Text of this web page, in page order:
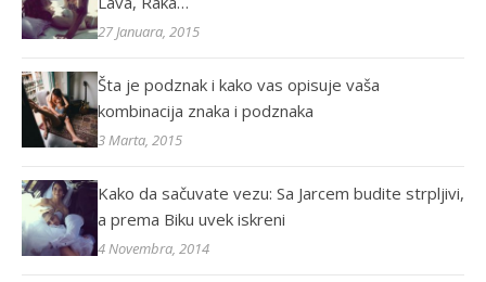
27 Januara, 2015
Šta je podznak i kako vas opisuje vaša
kombinacija znaka i podznaka
3 Marta, 2015
Kako da sačuvate vezu: Sa Jarcem budite strpljivi,
a prema Biku uvek iskreni
4 Novembra, 2014